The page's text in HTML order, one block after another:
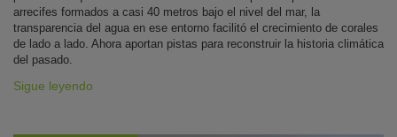
arrecifes formados a casi 40 metros bajo el nivel del mar, la
transparencia del agua en ese entorno facilitó el crecimiento de corales
de lado a lado. Ahora aportan pistas para reconstruir la historia climática
del pasado.
Sigue leyendo